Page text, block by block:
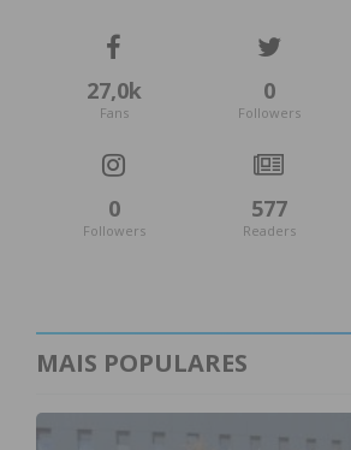
27,0k
Fans
0
Followers
0
Followers
577
Readers
MAIS POPULARES